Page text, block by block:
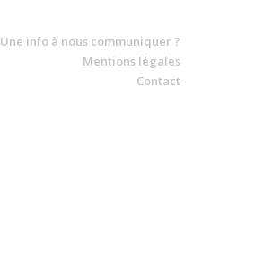
Une info à nous communiquer ?
Mentions légales
Contact